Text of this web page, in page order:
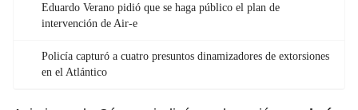
Eduardo Verano pidió que se haga público el plan de
intervención de Air-e
Policía capturó a cuatro presuntos dinamizadores de extorsiones
en el Atlántico